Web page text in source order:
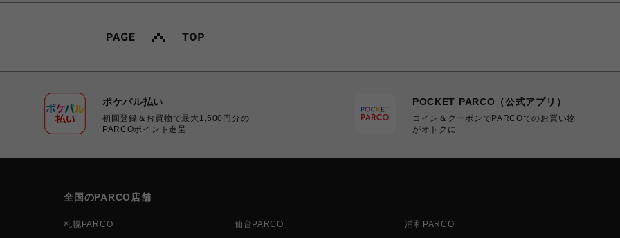
ポケパル払い
初回登録＆お買物で最大1,500円分の
PARCOポイント進呈
POCKET PARCO（公式アプリ）
コイン＆クーポンでPARCOでのお買い物
がオトクに
全国のPARCO店舗
札幌PARCO 仙台PARCO
浦和PARCO